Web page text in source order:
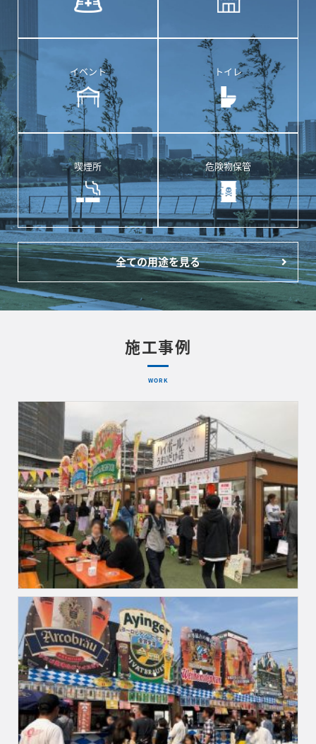
イベント トイレ
喫煙所 危険物保管
全ての用途を見る
施工事例
WORK